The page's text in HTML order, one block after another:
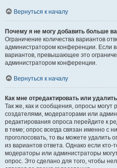
Вернуться к началу
Почему я не могу добавить больше
Ограничение количества вариантов
администратором конференции. Если
вариантов, превышающее это
администратором конференции.
Вернуться к началу
Как мне отредактировать или
Так же, как и сообщения, опросы могут
создателями, модераторами или
редактирования опроса перейдите к
в теме; опрос всегда связан именно с
проголосовать, то вы можете удалить
из вариантов ответа. Однако если кто-
модераторы или администраторы
опрос. Это сделано для того, чтобы